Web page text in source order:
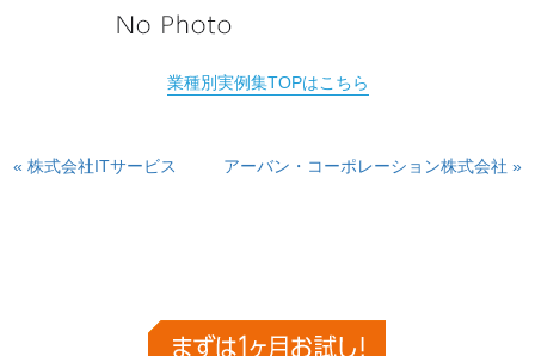
業種別実例集TOPはこちら
« 株式会社ITサービス アーバン・コーポレーション株式会社 »